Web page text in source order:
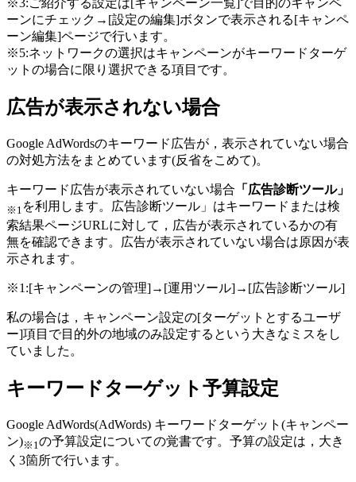
※3:ご紹介する設定は[キャンペーン一覧]で目的のキャンペ
ーンにチェック→[設定の編集]ボタンで表示される[キャンペ
ーン編集]ページで行います。
※5:ネットワークの選択はキャンペーンがキーワードターゲ
ットの場合に限り選択できる項目です。
広告が表示されない場合
Google AdWordsのキーワード広告が，表示されていない場合
の対処方法をまとめています(反省をこめて)。
キーワード広告が表示されていない場合 「広告診断ツール」
※1 を利用します。広告診断ツール」はキーワードまたは検
索結果ページURLに対して，広告が表示されているかの有
無を確認できます。広告が表示されていない場合は原因が表
示されます。
※1:[キャンペーンの管理]→[運用ツール]→[広告診断ツール]
私の場合は，キャンペーン設定の[ターゲットとするユーザ
ー]項目で目的外の地域のみ設定するという大きなミスをし
ていました。
キーワードターゲット予算設定
Google AdWords(AdWords) キーワードターゲット(キャンペー
ン)※1の予算設定についての覚書です。予算の設定は，大き
く3箇所で行います。